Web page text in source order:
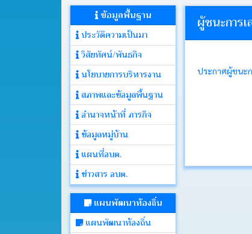
ข้อมูลพื้นฐาน
ประวัติความเป็นมา
วิสัยทัศน์/พันธกิจ
นโยบายการบริหารงาน
สภาพและข้อมูลพื้นฐาน
อำนาจหน้าที่ ภารกิจ
ข้อมูลหมู่บ้าน
แผนที่อบต.
ข่าวสาร อบต.
แผนพัฒนาท้องถิ่น
แผนพัฒนาท้องถิ่น
ผู้ชนะการ
ประกาศผู้ชนะก